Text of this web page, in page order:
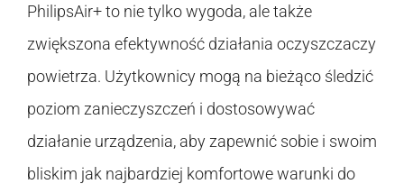
PhilipsAir+ to nie tylko wygoda, ale także
zwiększona efektywność działania oczyszczaczy
powietrza. Użytkownicy mogą na bieżąco śledzić
poziom zanieczyszczeń i dostosowywać
działanie urządzenia, aby zapewnić sobie i swoim
bliskim jak najbardziej komfortowe warunki do